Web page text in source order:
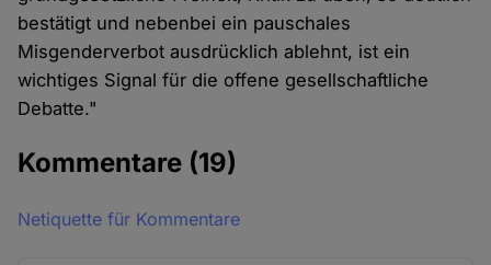
bestätigt und nebenbei ein pauschales
Misgenderverbot ausdrücklich ablehnt, ist ein
wichtiges Signal für die offene gesellschaftliche
Debatte."
Kommentare (19)
Netiquette für Kommentare